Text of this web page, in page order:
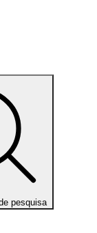
pesquisa